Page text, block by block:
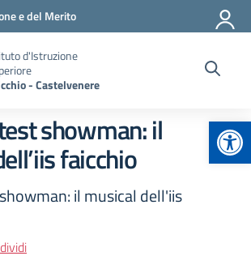
e del Merito
d'Istruzione
- Castelvenere
showman: il
faicchio
il musical dell'iis